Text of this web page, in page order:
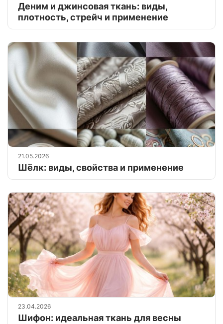
Деним и джинсовая ткань: виды,
плотность, стрейч и применение
21.05.2026
Шёлк: виды, свойства и применение
23.04.2026
Шифон: идеальная ткань для весны